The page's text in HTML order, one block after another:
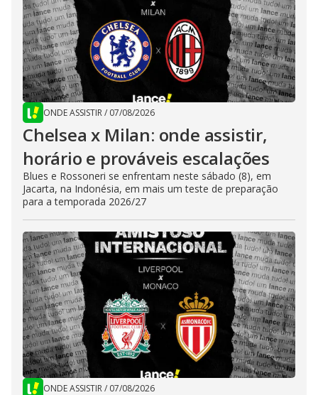
ONDE ASSISTIR/ 07/08/2026
Chelsea x Milan: onde assistir,
horário e prováveis escalações
Blues e Rossoneri se enfrentam neste sábado (8), em
Jacarta, na Indonésia, em mais um teste de preparação
para a temporada 2026/27
ONDE ASSISTIR/ 07/08/2026